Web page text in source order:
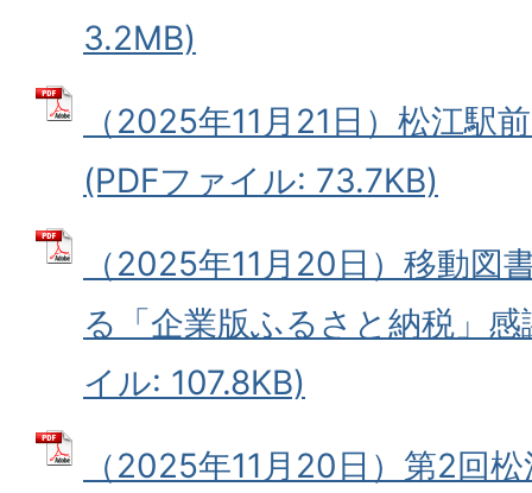
3.2MB)
（2025年11月21日）松江駅
(PDFファイル: 73.7KB)
（2025年11月20日）移動図
る「企業版ふるさと納税」
イル: 107.8KB)
（2025年11月20日）第2回